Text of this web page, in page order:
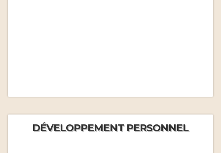
DÉVELOPPEMENT PERSONNEL